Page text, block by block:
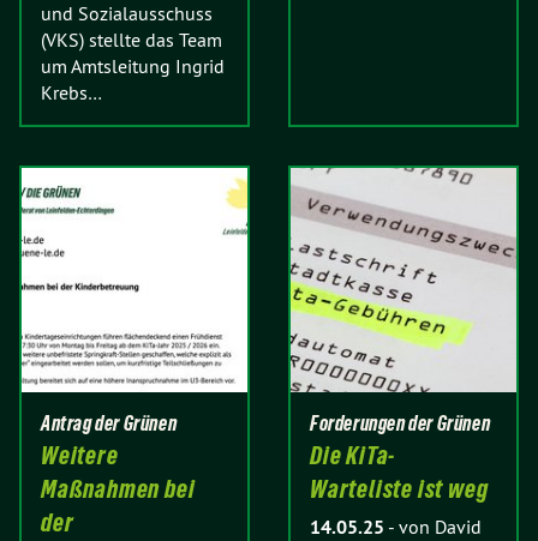
und Sozialausschuss
(VKS) stellte das Team
um Amtsleitung Ingrid
Krebs…
Antrag der Grünen
Weitere
Maßnahmen bei
der
Forderungen der Grünen
Die KiTa-
Warteliste ist weg
14.05.25 - von David